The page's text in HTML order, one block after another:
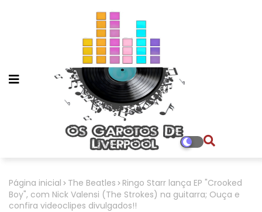
Página inicial The Beatles
Ringo Starr lança EP "Crooked
Boy", com Nick Valensi (The Strokes) na guitarra; Ouça e
confira videoclipes divulgados!!